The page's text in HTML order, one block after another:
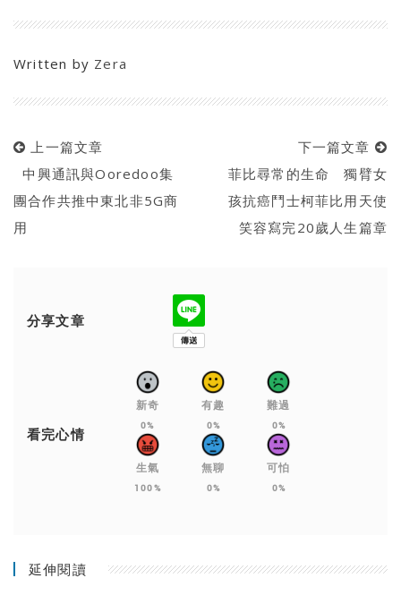
Written by Zera
上一篇文章
中興通訊與Ooredoo集
團合作共推中東北非5G商
用
下一篇文章
菲比尋常的生命 獨臂女
孩抗癌鬥士柯菲比用天使
笑容寫完20歲人生篇章
分享文章
看完心情
新奇
0%
有趣
0%
難過
0%
生氣
100%
無聊
0%
可怕
0%
延伸閱讀